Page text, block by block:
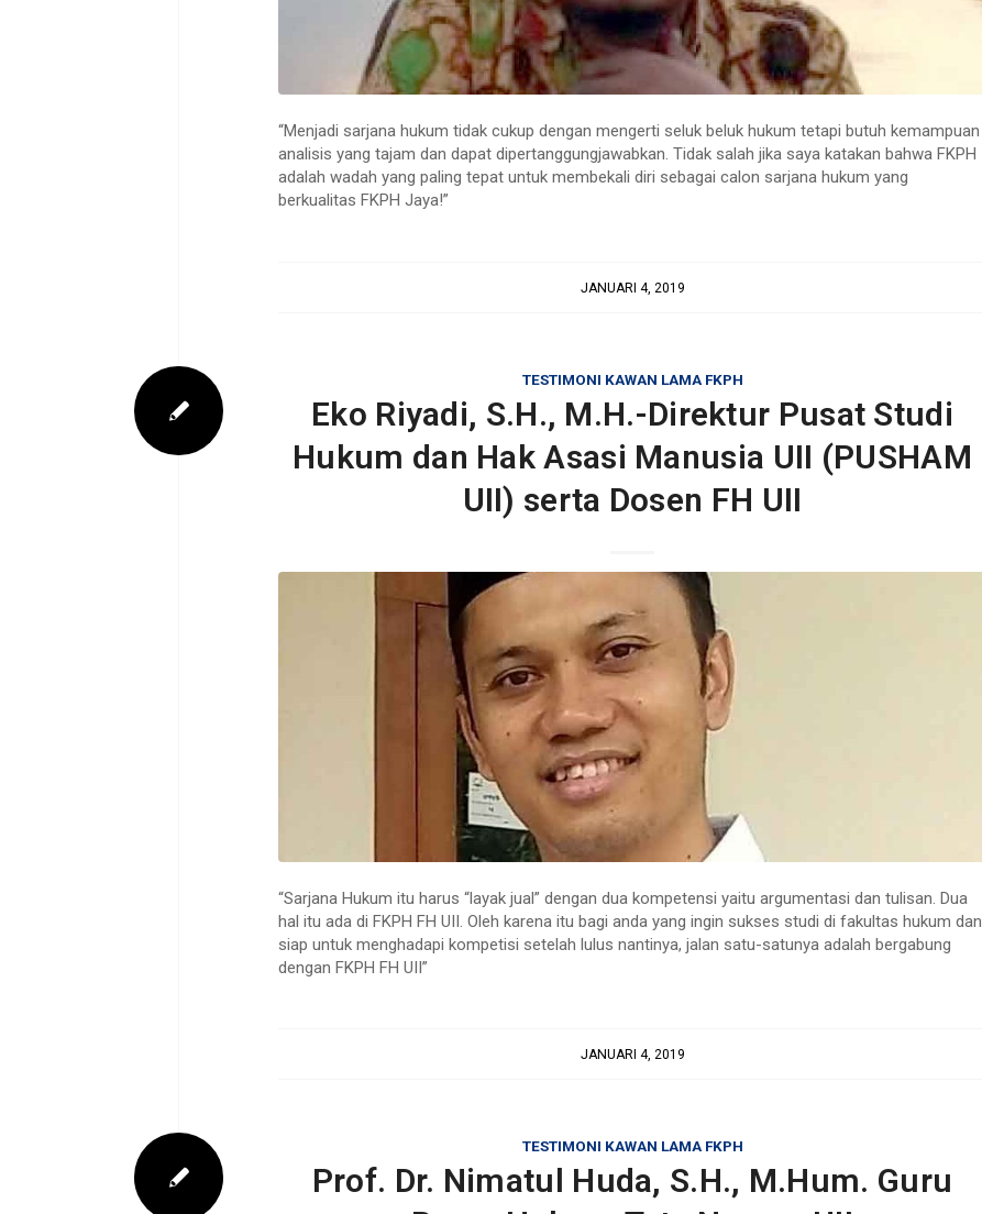
“Menjadi sarjana hukum tidak cukup dengan mengerti seluk beluk hukum tetapi butuh kemampuan
analisis yang tajam dan dapat dipertanggungjawabkan. Tidak salah jika saya katakan bahwa FKPH
adalah wadah yang paling tepat untuk membekali diri sebagai calon sarjana hukum yang
berkualitas FKPH Jaya!”
JANUARI 4, 2019
TESTIMONI KAWAN LAMA FKPH
Eko Riyadi, S.H., M.H.-Direktur Pusat Studi
Hukum dan Hak Asasi Manusia UII (PUSHAM
UII) serta Dosen FH UII
“Sarjana Hukum itu harus “layak jual” dengan dua kompetensi yaitu argumentasi dan tulisan. Dua
hal itu ada di FKPH FH UII. Oleh karena itu bagi anda yang ingin sukses studi di fakultas hukum dan
siap untuk menghadapi kompetisi setelah lulus nantinya, jalan satu-satunya adalah bergabung
dengan FKPH FH UII”
JANUARI 4, 2019
TESTIMONI KAWAN LAMA FKPH
Prof. Dr. Nimatul Huda, S.H., M.Hum. Guru